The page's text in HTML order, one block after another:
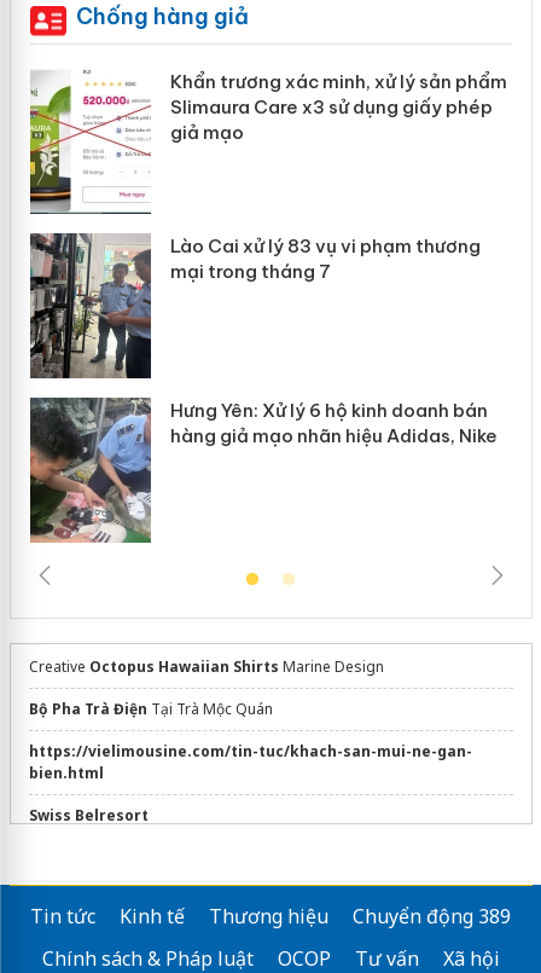
Chống hàng giả
Khẩn trương xác minh, xử lý sản phẩm
Slimaura Care x3 sử dụng giấy phép
giả mạo
Lào Cai xử lý 83 vụ vi phạm thương
mại trong tháng 7
Hưng Yên: Xử lý 6 hộ kinh doanh bán
hàng giả mạo nhãn hiệu Adidas, Nike
Creative Octopus Hawaiian Shirts Marine Design
Bộ Pha Trà Điện Tại Trà Mộc Quán
https://vielimousine.com/tin-tuc/khach-san-mui-ne-gan-
bien.html
Swiss Belresort
Tin tức Kinh tế Thương hiệu
Chuyển động 389
Chính sách & Pháp luật
OCOP Tư vấn
Xã hội